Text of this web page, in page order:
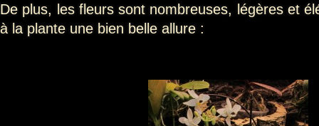
De plus, les fleurs sont nombreuses, légères et
à la plante une bien belle allure :